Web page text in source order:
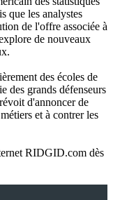
que les analystes
de l'offre associée à
de nouveaux
des écoles de
des grands défenseurs
d'annoncer de
et à contrer les
RIDGID.com dès